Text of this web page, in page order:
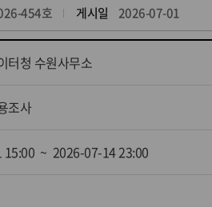
454호 게시일 2026-07-01
터청 수원사무소
조사
15:00 ~ 2026-07-14 23:00